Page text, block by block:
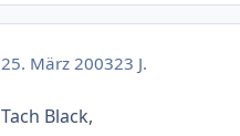
25. März 200323 J.
Tach Black,